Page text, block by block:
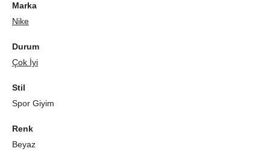
Marka
Nike
Durum
Çok İyi
Stil
Spor Giyim
Renk
Beyaz